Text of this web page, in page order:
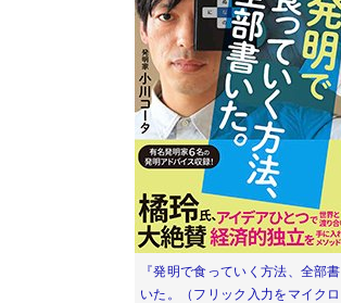
『発明で食っていく方法、全部書
いた。（フリック入力をマイクロ